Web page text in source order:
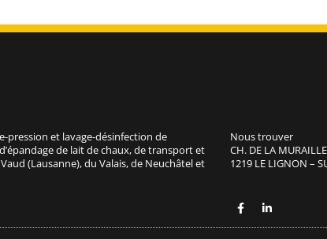
pression et lavage-désinfection de
de lait de chaux, de transport et
(Lausanne), du Valais, de Neuchâtel et
Nous trouver
CH. DE LA
1219 LE LIGNON –